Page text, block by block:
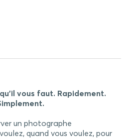
vous faut. Rapidement.
un photographe
quand vous voulez, pour